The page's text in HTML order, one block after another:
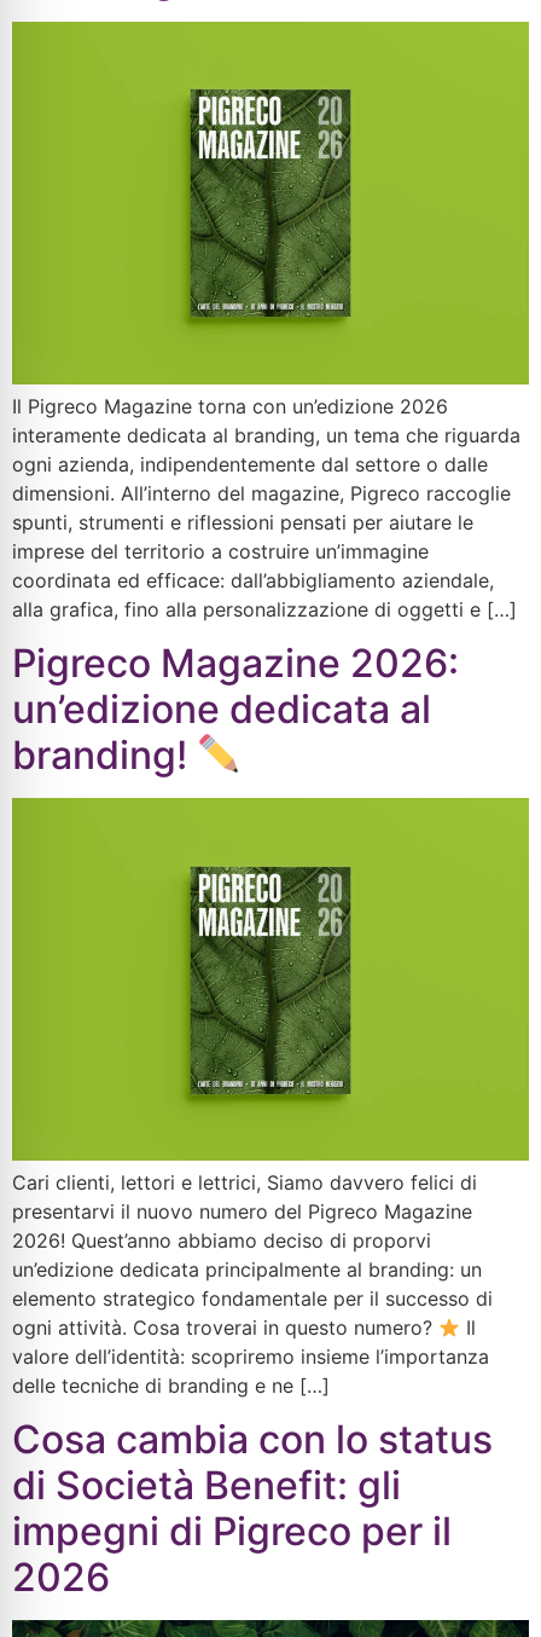
Il Pigreco Magazine torna con un’edizione 2026
interamente dedicata al branding, un tema che riguarda
ogni azienda, indipendentemente dal settore o dalle
dimensioni. All’interno del magazine, Pigreco raccoglie
spunti, strumenti e riflessioni pensati per aiutare le
imprese del territorio a costruire un’immagine
coordinata ed efficace: dall’abbigliamento aziendale,
alla grafica, fino alla personalizzazione di oggetti e […]
Pigreco Magazine 2026:
un’edizione dedicata al
branding!
Cari clienti, lettori e lettrici, Siamo davvero felici di
presentarvi il nuovo numero del Pigreco Magazine
2026! Quest’anno abbiamo deciso di proporvi
un’edizione dedicata principalmente al branding: un
elemento strategico fondamentale per il successo di
ogni attività. Cosa troverai in questo numero?
Il
valore dell’identità: scopriremo insieme l’importanza
delle tecniche di branding e ne […]
Cosa cambia con lo status
di Società Benefit: gli
impegni di Pigreco per il
2026